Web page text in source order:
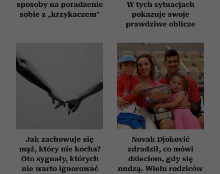
sposoby na poradzenie
sobie z „krzykaczem”
W tych sytuacjach
pokazuje swoje
prawdziwe oblicze
Jak zachowuje się
mąż, który nie kocha?
Oto sygnały, których
nie warto ignorować
Novak Djoković
zdradził, co mówi
dzieciom, gdy się
nudzą. Wielu rodziców